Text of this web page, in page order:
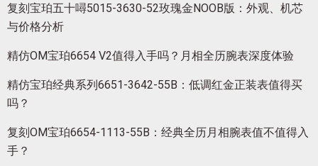
复刻宝珀五十噚5015-3630-52玫瑰金NOOB版：外观、机芯
与价格分析
精仿OM宝珀6654 V2值得入手吗？月相全历腕表深度体验
精仿宝珀经典系列6651-3642-55B：低调红金正装表值得买
吗？
复刻OM宝珀6654-1113-55B：经典全历月相腕表值不值得入
手？